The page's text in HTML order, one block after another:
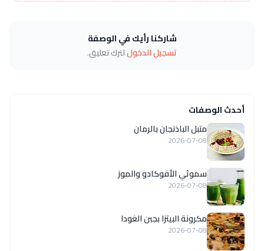
شاركنا رأيك في الوصفة
تسجيل الدخوللترك تعليق.
أحدث الوصفات
متبل الباذنجان بالرمان
2026-07-08
سموثي الأفوكادو والموز
2026-07-08
مكرونة البيتزا بجبن الغودا
2026-07-08